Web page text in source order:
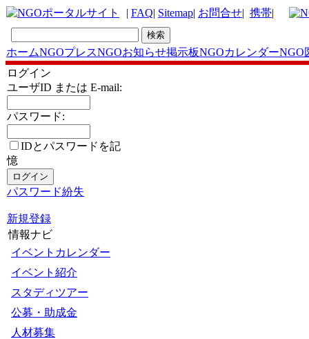
| FAQ| Sitemap| お問合せ| 携帯|
ホームNGOプレスNGOお知らせ掲示板NGOカレンダーNGO
ログイン
ユーザID または E-mail:
パスワード:
IDとパスワードを記
憶
パスワード紛失
新規登録
情報ナビ
イベントカレンダー
イベント紹介
スタディツアー
公募・助成金
人材募集